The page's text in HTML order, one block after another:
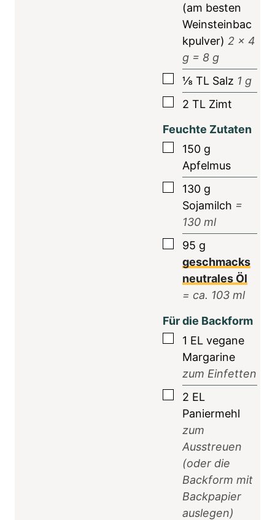
(am besten
Weinsteinbac
kpulver) 2 x 4
g = 8 g
▢
⅛ TL Salz 1 g
▢
2 TL Zimt
Feuchte Zutaten
▢
150 g
Apfelmus
▢
130 g
Sojamilch =
130 ml
▢
95 g
geschmacks
neutrales Öl
= ca. 103 ml
Für die Backform
▢
1 EL vegane
Margarine
zum Einfetten
▢
2 EL
Paniermehl
zum
Ausstreuen
(oder die
Backform mit
Backpapier
auslegen)